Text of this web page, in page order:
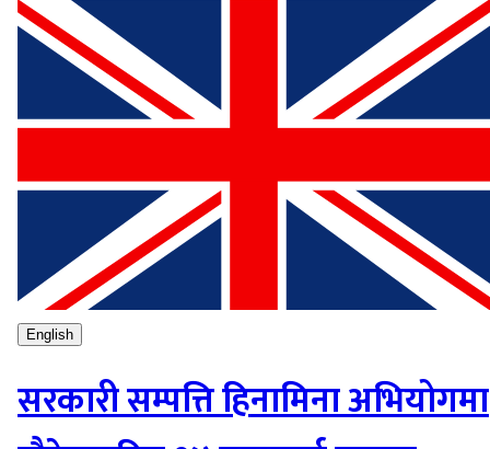
English
सरकारी सम्पत्ति हिनामिना अभियोगमा